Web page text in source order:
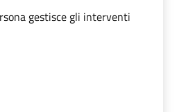
gestisce gli interventi